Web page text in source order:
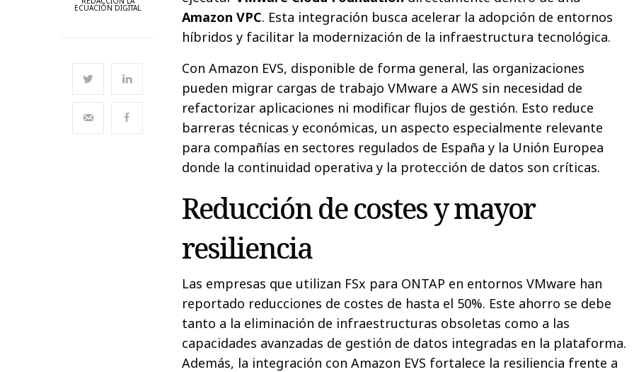
ECUACIÓN DIGITAL
Amazon VPC. Esta integración busca acelerar la adopción de entornos
híbridos y facilitar la modernización de la infraestructura tecnológica.
Con Amazon EVS, disponible de forma general, las organizaciones
pueden migrar cargas de trabajo VMware a AWS sin necesidad de
refactorizar aplicaciones ni modificar flujos de gestión. Esto reduce
barreras técnicas y económicas, un aspecto especialmente relevante
para compañías en sectores regulados de España y la Unión Europea
donde la continuidad operativa y la protección de datos son críticas.
Reducción de costes y mayor
resiliencia
Las empresas que utilizan FSx para ONTAP en entornos VMware han
reportado reducciones de costes de hasta el 50%. Este ahorro se debe
tanto a la eliminación de infraestructuras obsoletas como a las
capacidades avanzadas de gestión de datos integradas en la plataforma.
Además, la integración con Amazon EVS fortalece la resiliencia frente a